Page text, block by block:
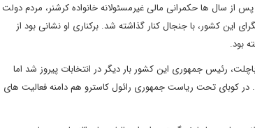
از سال ها حکمرانی مالی غیرمسئولانه خانواده کرشنر، مردم دولت
این کشور، با جنجال کنار گذاشته شد. برکناری او نشانی بود از
رئیس جمهوری این کشور بار دیگر در انتخابات پیروز شد اما
کوبای تحت ریاست جمهوری رائول کاسترو هم دامنه فعالیت های